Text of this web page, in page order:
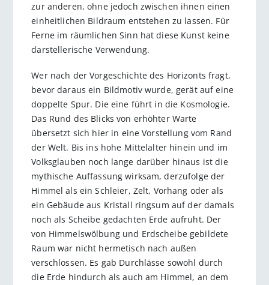
zur anderen, ohne jedoch zwischen ihnen einen
einheitlichen Bildraum entstehen zu lassen. Für
Ferne im räumlichen Sinn hat diese Kunst keine
darstellerische Verwendung.
Wer nach der Vorgeschichte des Horizonts fragt,
bevor daraus ein Bildmotiv wurde, gerät auf eine
doppelte Spur. Die eine führt in die Kosmologie.
Das Rund des Blicks von erhöhter Warte
übersetzt sich hier in eine Vorstellung vom Rand
der Welt. Bis ins hohe Mittelalter hinein und im
Volksglauben noch lange darüber hinaus ist die
mythische Auffassung wirksam, derzufolge der
Himmel als ein Schleier, Zelt, Vorhang oder als
ein Gebäude aus Kristall ringsum auf der damals
noch als Scheibe gedachten Erde aufruht. Der
von Himmelswölbung und Erdscheibe gebildete
Raum war nicht hermetisch nach außen
verschlossen. Es gab Durchlässe sowohl durch
die Erde hindurch als auch am Himmel, an dem